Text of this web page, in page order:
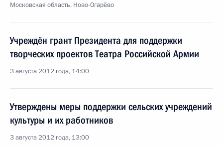
Московская область, Ново-Огарёво
Учреждён грант Президента для поддержки
творческих проектов Театра Российской Армии
3 августа 2012 года, 14:00
Утверждены меры поддержки сельских учреждений
культуры и их работников
3 августа 2012 года, 13:00